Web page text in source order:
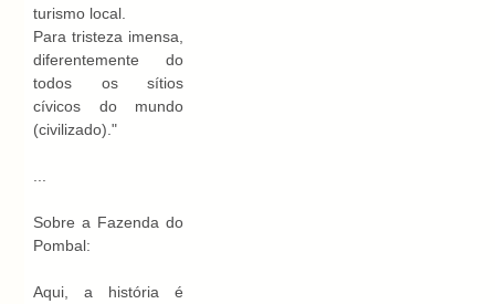
turismo local.
Para tristeza imensa,
diferentemente do
todos os sítios
cívicos do mundo
(civilizado)."
Sobre a Fazenda do
Pombal:
Aqui, a história é